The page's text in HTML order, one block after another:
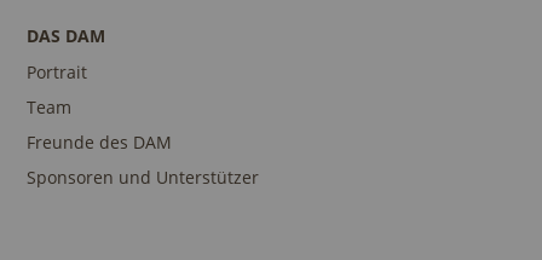
DAS DAM
Portrait
Team
Freunde des DAM
Sponsoren und Unterstützer